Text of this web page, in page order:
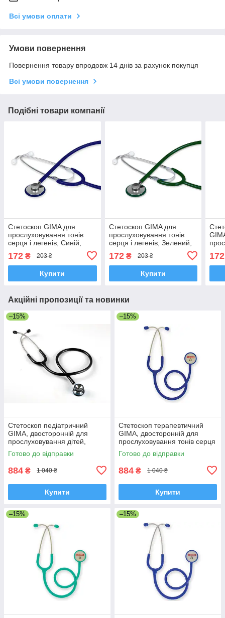
Всі умови оплати
Умови повернення
Повернення товару впродовж 14 днів за рахунок покупця
Всі умови повернення
Подібні товари компанії
Стетоскоп GIMA для
прослуховування тонів
серця і легенів, Синій,
172 ₴ 203 ₴
Купити
Стетоскоп GIMA для
прослуховування тонів
серця і легенів, Зелений,
172₴ 203 ₴
Купити
172
Акційні пропозиції та новинки
–15%
Стетоскоп педіатричний
GIMA, двосторонній для
прослуховування дітей,
Чорний, Італія
Готово до відправки
884 ₴ 1 040 ₴
Купити
–15%
Стетоскоп терапевтичний
GIMA, двосторонній для
прослуховування тонів серця
та легенів, ТЕМНО-СИНІЙ,
Італія
Готово до відправки
884 ₴ 1 040 ₴
Купити
–15% –15%